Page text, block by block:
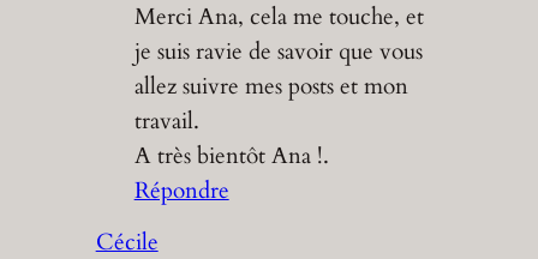
Merci Ana, cela me touche, et
je suis ravie de savoir que vous
allez suivre mes posts et mon
travail.
A très bientôt Ana !.
Répondre
Cécile